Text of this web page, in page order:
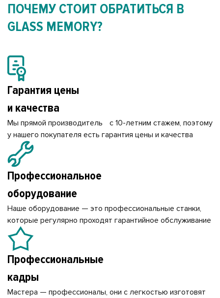
ПОЧЕМУ СТОИТ ОБРАТИТЬСЯ В
GLASS MEMORY?
Гарантия цены
и качества
Мы прямой производитель с 10-летним стажем, поэтому
у нашего покупателя есть гарантия цены и качества
Профессиональное
оборудование
Наше оборудование — это профессиональные станки,
которые регулярно проходят гарантийное обслуживание
Профессиональные
кадры
Мастера — профессионалы, они с легкостью изготовят